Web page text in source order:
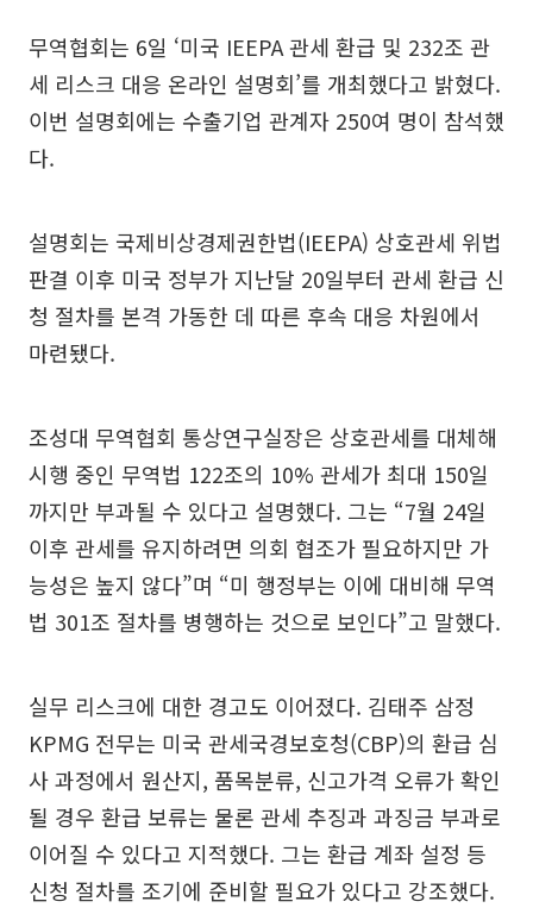
무역협회는 6일 ‘미국 IEEPA 관세 환급 및 232조 관
세 리스크 대응 온라인 설명회’를 개최했다고 밝혔다.
이번 설명회에는 수출기업 관계자 250여 명이 참석했
다.
설명회는 국제비상경제권한법(IEEPA) 상호관세 위법
판결 이후 미국 정부가 지난달 20일부터 관세 환급 신
청 절차를 본격 가동한 데 따른 후속 대응 차원에서
마련됐다.
조성대 무역협회 통상연구실장은 상호관세를 대체해
시행 중인 무역법 122조의 10% 관세가 최대 150일
까지만 부과될 수 있다고 설명했다. 그는 “7월 24일
이후 관세를 유지하려면 의회 협조가 필요하지만 가
능성은 높지 않다”며 “미 행정부는 이에 대비해 무역
법 301조 절차를 병행하는 것으로 보인다”고 말했다.
실무 리스크에 대한 경고도 이어졌다. 김태주 삼정
KPMG 전무는 미국 관세국경보호청(CBP)의 환급 심
사 과정에서 원산지, 품목분류, 신고가격 오류가 확인
될 경우 환급 보류는 물론 관세 추징과 과징금 부과로
이어질 수 있다고 지적했다. 그는 환급 계좌 설정 등
신청 절차를 조기에 준비할 필요가 있다고 강조했다.